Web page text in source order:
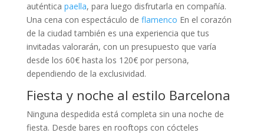
auténtica paella, para luego disfrutarla en compañía.
Una cena con espectáculo de flamenco En el corazón
de la ciudad también es una experiencia que tus
invitadas valorarán, con un presupuesto que varía
desde los 60€ hasta los 120€ por persona,
dependiendo de la exclusividad.
Fiesta y noche al estilo Barcelona
Ninguna despedida está completa sin una noche de
fiesta. Desde bares en rooftops con cócteles